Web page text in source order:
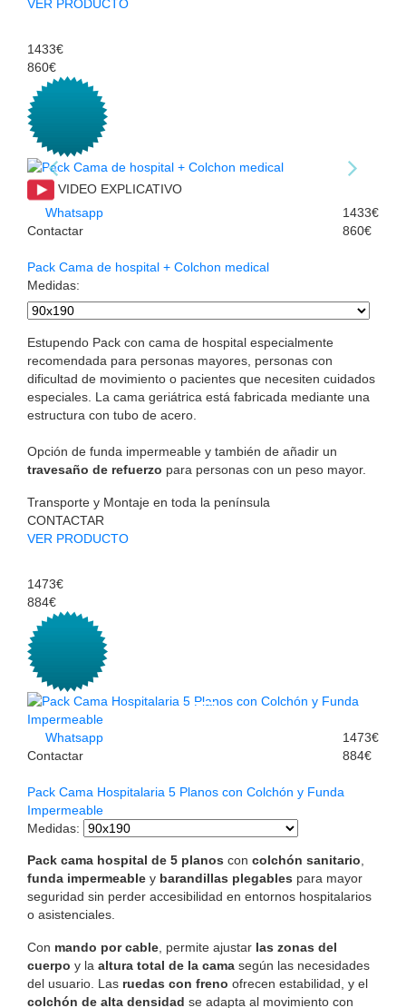
VER PRODUCTO
1433€
860€
VIDEO EXPLICATIVO
Whatsapp
Contactar
1433€
860€
Pack Cama de hospital + Colchon medical
Medidas:
Estupendo Pack con cama de hospital especialmente
recomendada para personas mayores, personas con
dificultad de movimiento o pacientes que necesiten cuidados
especiales. La cama geriátrica está fabricada mediante una
estructura con tubo de acero.
Opción de funda impermeable y también de añadir un
travesaño de refuerzo para personas con un peso mayor.
Transporte y Montaje en toda la península
CONTACTAR
VER PRODUCTO
1473€
884€
Whatsapp
Contactar
1473€
884€
Pack Cama Hospitalaria 5 Planos con Colchón y Funda
Impermeable
Medidas:
Pack cama hospital de 5 planos con colchón sanitario,
funda impermeable y barandillas plegables para mayor
seguridad sin perder accesibilidad en entornos hospitalarios
o asistenciales.
Con mando por cable, permite ajustar las zonas del
cuerpo y la altura total de la cama según las necesidades
del usuario. Las ruedas con freno ofrecen estabilidad, y el
colchón de alta densidad se adapta al movimiento con